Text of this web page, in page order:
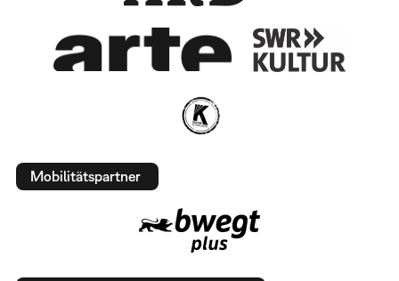
Mobilitätspartner